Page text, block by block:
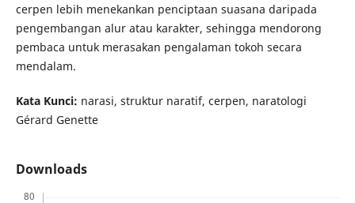
cerpen lebih menekankan penciptaan suasana daripada
pengembangan alur atau karakter, sehingga mendorong
pembaca untuk merasakan pengalaman tokoh secara
mendalam.
Kata Kunci: narasi, struktur naratif, cerpen, naratologi
Gérard Genette
Downloads